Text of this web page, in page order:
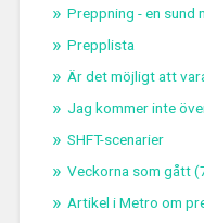
Preppning - en sund
Prepplista
Är det möjligt att
Jag kommer inte
SHFT-scenarier
Veckorna som gått
Artikel i Metro om